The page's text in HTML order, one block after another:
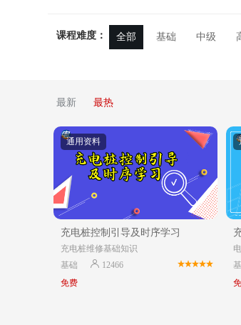
课程难度： 全部 基础 中级
最新 最热
通用资料
充电桩控制引导及时序学习
充电桩维修基础知识
基础
12466
免费